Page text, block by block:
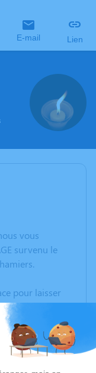
E-mail Lien
vous
survenu le
pour laisser
souvenirs, une
des
un lieu
de Claire